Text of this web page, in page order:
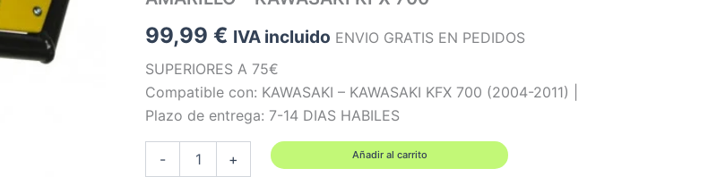
99,99€ IVA incluido ENVIO GRATIS EN PEDIDOS
SUPERIORES A 75€
Compatible con: KAWASAKI – KAWASAKI KFX 700 (2004-2011) |
Plazo de entrega: 7-14 DIAS HABILES
-
DELANTERA
+ Añadir al carrito